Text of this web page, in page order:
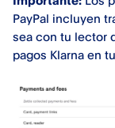
PayPal incluyen
sea con tu lector
pagos Klarna en